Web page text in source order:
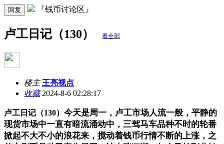
回复 『钱币讨论区』
卢工日记（130） 看全部
楼主 王亮视点
收藏2024-8-6 02:28:17
卢工日记（130） 今天是周一，卢工市场人流一般，平静的
现货市场中一直有暗流涌动中，三驾马车品种不时的轮番
掀起不大不小的浪花来，搅动着钱币行情不断的上涨，之